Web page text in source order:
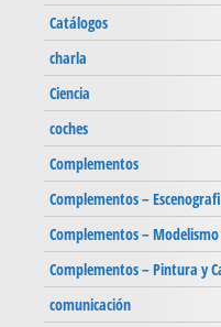
Catálogos
charla
Ciencia
coches
Complementos
Complementos –
Complementos –
Complementos – Pintura y
comunicación